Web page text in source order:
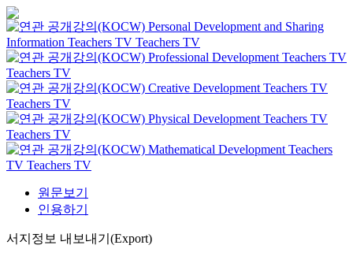
Personal Development and Sharing
Information Teachers TV Teachers TV
Professional Development Teachers TV
Teachers TV
Creative Development Teachers TV
Teachers TV
Physical Development Teachers TV
Teachers TV
Mathematical Development Teachers
TV Teachers TV
원문보기
인용하기
서지정보 내보내기(Export)